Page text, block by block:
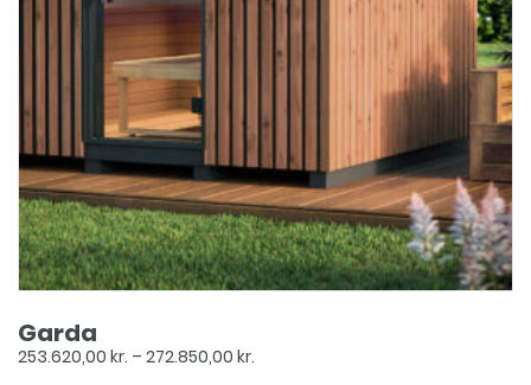
Garda
253.620,00 kr. – 272.850,00 kr.